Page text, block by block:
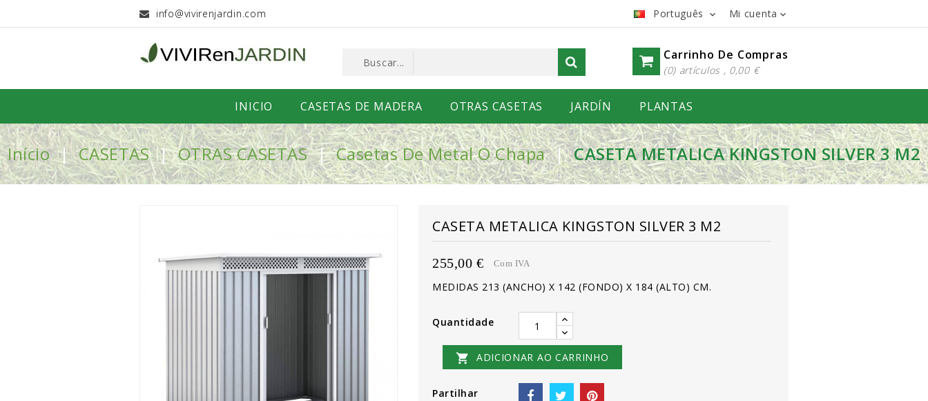
info@vivirenjardin.com Mi cuenta 
Português 
Carrinho De Compras
(0) artículos , 0,00 €
INICIO CASETAS DE MADERA OTRAS CASETAS JARDÍN PLANTAS
Início CASETAS OTRAS CASETAS Casetas De Metal O Chapa CASETA METALICA KINGSTON SILVER 3 M2
CASETA METALICA KINGSTON SILVER 3 M2
255,00 € Com IVA
MEDIDAS 213 (ANCHO) X 142 (FONDO) X 184 (ALTO) CM.
Quantidade
 ADICIONAR AO CARRINHO
Partilhar